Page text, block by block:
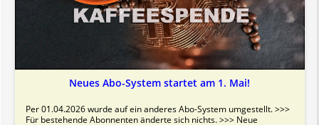
Neues Abo-System startet am 1. Mai!
Per 01.04.2026 wurde auf ein anderes Abo-System umgestellt. >>>
Für bestehende Abonnenten änderte sich nichts. >>> Neue